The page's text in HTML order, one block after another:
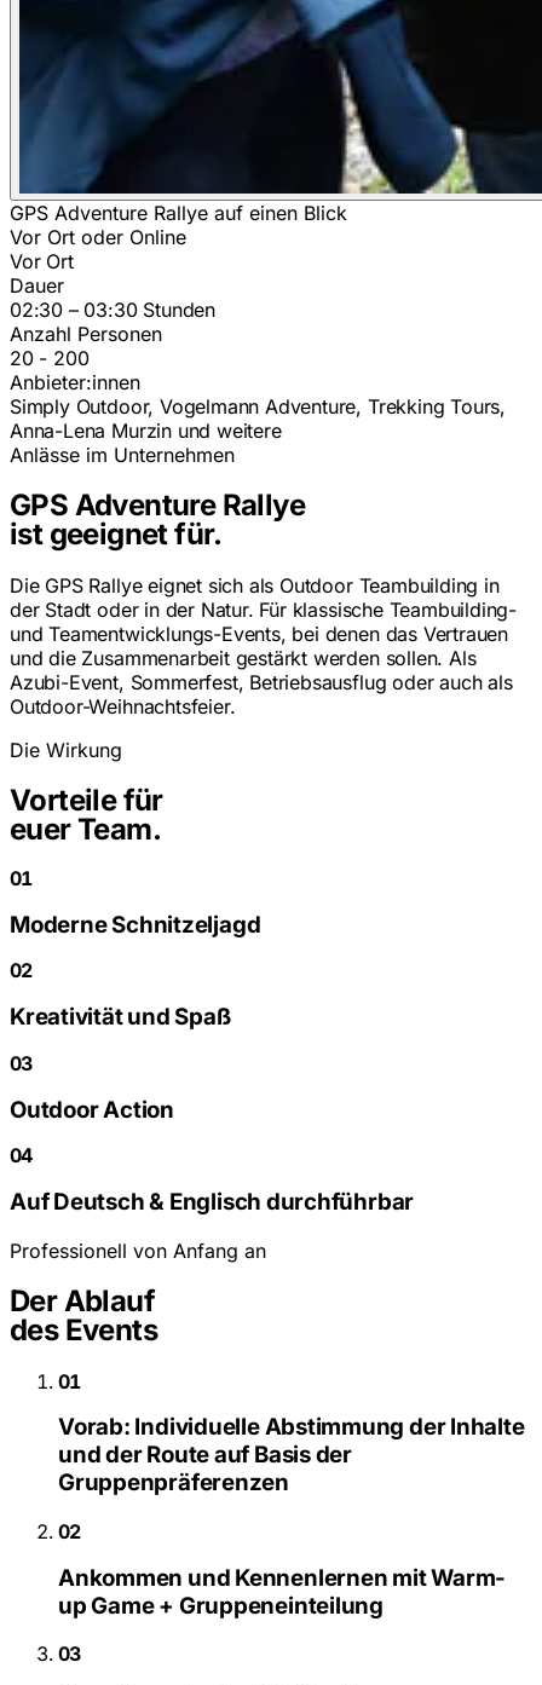
GPS Adventure Rallye auf einen Blick
Vor Ort oder Online
Vor Ort
Dauer
02:30 – 03:30 Stunden
Anzahl Personen
20 - 200
Anbieter:innen
Simply Outdoor, Vogelmann Adventure, Trekking Tours,
Anna-Lena Murzin und weitere
Anlässe im Unternehmen
GPS Adventure Rallye
ist geeignet für.
Die GPS Rallye eignet sich als Outdoor Teambuilding in
der Stadt oder in der Natur. Für klassische Teambuilding-
und Teamentwicklungs-Events, bei denen das Vertrauen
und die Zusammenarbeit gestärkt werden sollen. Als
Azubi-Event, Sommerfest, Betriebsausflug oder auch als
Outdoor-Weihnachtsfeier.
Die Wirkung
Vorteile für
euer Team.
01
Moderne Schnitzeljagd
02
Kreativität und Spaß
03
Outdoor Action
04
Auf Deutsch & Englisch durchführbar
Professionell von Anfang an
Der Ablauf
des Events
01
Vorab: Individuelle Abstimmung der Inhalte
und der Route auf Basis der
Gruppenpräferenzen
02
Ankommen und Kennenlernen mit Warm-
up Game + Gruppeneinteilung
03